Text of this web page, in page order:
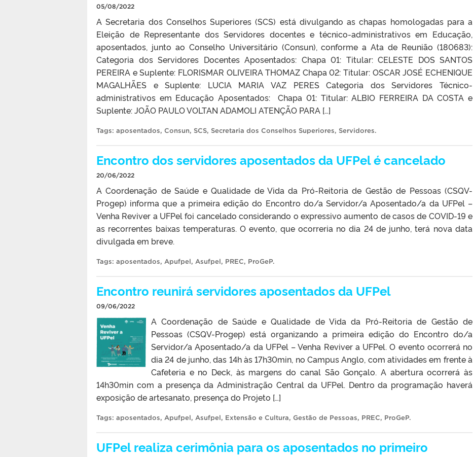
05/08/2022
A Secretaria dos Conselhos Superiores (SCS) está divulgando as chapas homologadas para a
Eleição de Representante dos Servidores docentes e técnico-administrativos em Educação,
aposentados, junto ao Conselho Universitário (Consun), conforme a Ata de Reunião (180683):
Categoria dos Servidores Docentes Aposentados: Chapa 01: Titular: CELESTE DOS SANTOS
PEREIRA e Suplente: FLORISMAR OLIVEIRA THOMAZ Chapa 02: Titular: OSCAR JOSÉ ECHENIQUE
MAGALHÃES e Suplente: LUCIA MARIA VAZ PERES Categoria dos Servidores Técnico-
administrativos em Educação Aposentados: Chapa 01: Titular: ALBIO FERREIRA DA COSTA e
Suplente: JOÃO PAULO VOLTAN ADAMOLI ATENÇÃO PARA […]
Tags: aposentados, Consun, SCS, Secretaria dos Conselhos Superiores, Servidores.
Encontro dos servidores aposentados da UFPel é cancelado
20/06/2022
A Coordenação de Saúde e Qualidade de Vida da Pró-Reitoria de Gestão de Pessoas (CSQV-
Progep) informa que a primeira edição do Encontro do/a Servidor/a Aposentado/a da UFPel –
Venha Reviver a UFPel foi cancelado considerando o expressivo aumento de casos de COVID-19 e
as recorrentes baixas temperaturas. O evento, que ocorreria no dia 24 de junho, terá nova data
divulgada em breve.
Tags: aposentados, Apufpel, Asufpel, PREC, ProGeP.
Encontro reunirá servidores aposentados da UFPel
09/06/2022
A Coordenação de Saúde e Qualidade de Vida da Pró-Reitoria de Gestão de
Pessoas (CSQV-Progep) está organizando a primeira edição do Encontro do/a
Servidor/a Aposentado/a da UFPel – Venha Reviver a UFPel. O evento ocorrerá no
dia 24 de junho, das 14h às 17h30min, no Campus Anglo, com atividades em frente à
Cafeteria e no Deck, às margens do canal São Gonçalo. A abertura ocorrerá às
14h30min com a presença da Administração Central da UFPel. Dentro da programação haverá
exposição de artesanato, presença do Projeto […]
Tags: aposentados, Apufpel, Asufpel, Extensão e Cultura, Gestão de Pessoas, PREC, ProGeP.
UFPel realiza cerimônia para os aposentados no primeiro